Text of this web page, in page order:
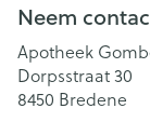
Neem
Apotheek
Dorpsstraat 30
8450 Bredene